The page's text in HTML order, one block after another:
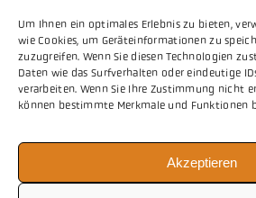
Um Ihnen ein optimales Erlebnis zu bieten,
wie Cookies, um Geräteinformationen zu
zuzugreifen. Wenn Sie diesen Technologien
Daten wie das Surfverhalten oder eindeutige
verarbeiten. Wenn Sie Ihre Zustimmung nicht
können bestimmte Merkmale und Funktionen
Akzeptieren
Bundes-Arbeitsgemeinschaft
der Kommunalen IT-Dienstleister
Charlottenstraße 65
10117 Berlin
Tel.030 2063 156 0
info@vitako.de